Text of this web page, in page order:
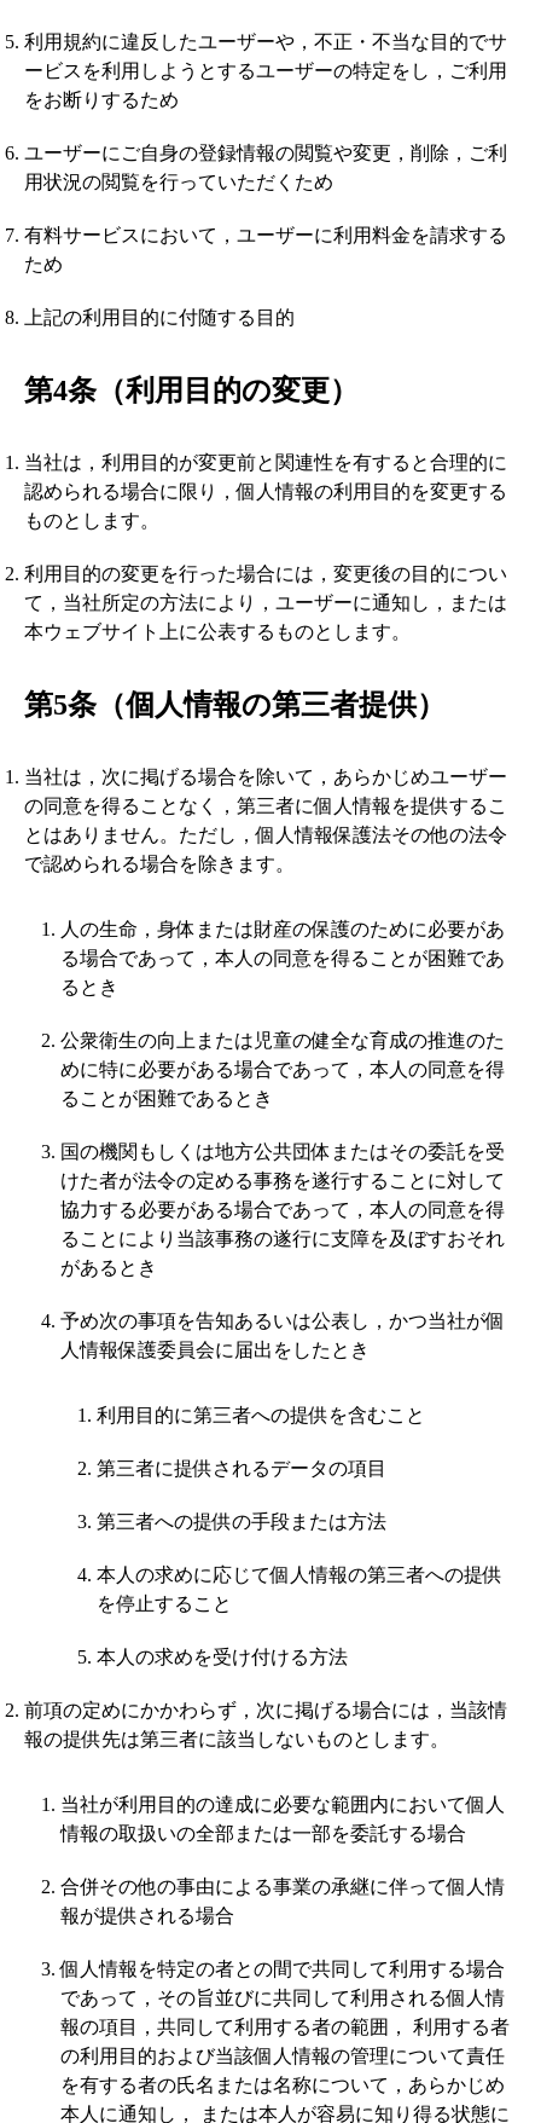
利用規約に違反したユーザーや，不正・不当な目的でサ
ービスを利用しようとするユーザーの特定をし，ご利用
をお断りするため
ユーザーにご自身の登録情報の閲覧や変更，削除，ご利
用状況の閲覧を行っていただくため
有料サービスにおいて，ユーザーに利用料金を請求する
ため
上記の利用目的に付随する目的
第4条（利用目的の変更）
当社は，利用目的が変更前と関連性を有すると合理的に
認められる場合に限り，個人情報の利用目的を変更する
ものとします。
利用目的の変更を行った場合には，変更後の目的につい
て，当社所定の方法により，ユーザーに通知し，または
本ウェブサイト上に公表するものとします。
第5条（個人情報の第三者提供）
当社は，次に掲げる場合を除いて，あらかじめユーザー
の同意を得ることなく，第三者に個人情報を提供するこ
とはありません。ただし，個人情報保護法その他の法令
で認められる場合を除きます。
人の生命，身体または財産の保護のために必要があ
る場合であって，本人の同意を得ることが困難であ
るとき
公衆衛生の向上または児童の健全な育成の推進のた
めに特に必要がある場合であって，本人の同意を得
ることが困難であるとき
国の機関もしくは地方公共団体またはその委託を受
けた者が法令の定める事務を遂行することに対して
協力する必要がある場合であって，本人の同意を得
ることにより当該事務の遂行に支障を及ぼすおそれ
があるとき
予め次の事項を告知あるいは公表し，かつ当社が個
人情報保護委員会に届出をしたとき
利用目的に第三者への提供を含むこと
第三者に提供されるデータの項目
第三者への提供の手段または方法
本人の求めに応じて個人情報の第三者への提供
を停止すること
本人の求めを受け付ける方法
前項の定めにかかわらず，次に掲げる場合には，当該情
報の提供先は第三者に該当しないものとします。
当社が利用目的の達成に必要な範囲内において個人
情報の取扱いの全部または一部を委託する場合
合併その他の事由による事業の承継に伴って個人情
報が提供される場合
個人情報を特定の者との間で共同して利用する場合
であって，その旨並びに共同して利用される個人情
報の項目，共同して利用する者の範囲， 利用する者
の利用目的および当該個人情報の管理について責任
を有する者の氏名または名称について，あらかじめ
本人に通知し， または本人が容易に知り得る状態に